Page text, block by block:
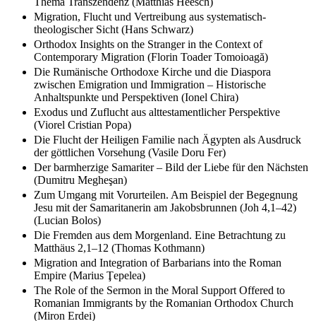
Migration, Flucht und Vertreibung aus systematisch-
theologischer Sicht (Hans Schwarz)
Orthodox Insights on the Stranger in the Context of
Contemporary Migration (Florin Toader Tomoioagă)
Die Rumänische Orthodoxe Kirche und die Diaspora
zwischen Emigration und Immigration – Historische
Anhaltspunkte und Perspektiven (Ionel Chira)
Exodus und Zuflucht aus alttestamentlicher Perspektive
(Viorel Cristian Popa)
Die Flucht der Heiligen Familie nach Ägypten als Ausdruck
der göttlichen Vorsehung (Vasile Doru Fer)
Der barmherzige Samariter – Bild der Liebe für den Nächsten
(Dumitru Megheşan)
Zum Umgang mit Vorurteilen. Am Beispiel der Begegnung
Jesu mit der Samaritanerin am Jakobsbrunnen (Joh 4,1–42)
(Lucian Bolos)
Die Fremden aus dem Morgenland. Eine Betrachtung zu
Matthäus 2,1–12 (Thomas Kothmann)
Migration and Integration of Barbarians into the Roman
Empire (Marius Ţepelea)
The Role of the Sermon in the Moral Support Offered to
Romanian Immigrants by the Romanian Orthodox Church
(Miron Erdei)